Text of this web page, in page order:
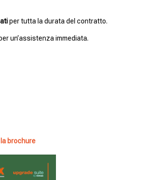
per tutta la durata del contratto.
un’assistenza immediata.
brochure